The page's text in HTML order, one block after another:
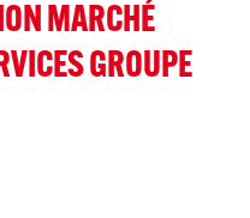
MARCHÉ
GROUPE